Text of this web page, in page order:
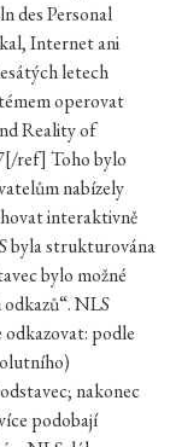
des Personal
Internet ani
letech
operovat
Reality of
ref] Toho bylo
nabízely
interaktivně
byla strukturována
bylo možné
NLS
odkazovat: podle
nakonec
podobají